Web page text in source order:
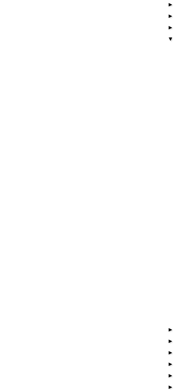
►
►
►
▼
►
►
►
►
►
►